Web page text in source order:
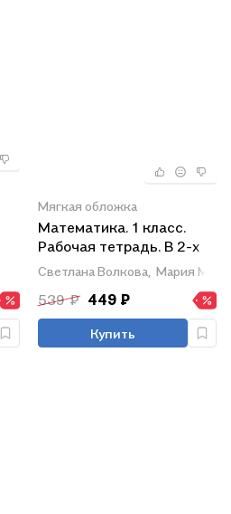
Мягкая обложка
Математика. 1 класс.
Рабочая тетрадь. В 2-х
частях. Часть 2
Светлана Волкова, Мария Моро
539 ₽ 449 ₽
Купить